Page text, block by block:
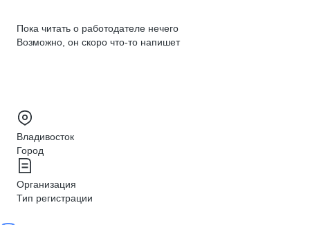
Пока читать о работодателе нечего
Возможно, он скоро что‑то напишет
Владивосток
Город
Организация
Тип регистрации